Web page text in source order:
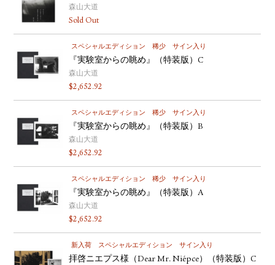
森山大道
Sold Out
スペシャルエディション 稀少 サイン入り
『実験室からの眺め』（特装版）C
森山大道
$2,652.92
スペシャルエディション 稀少 サイン入り
『実験室からの眺め』（特装版）B
森山大道
$2,652.92
スペシャルエディション 稀少 サイン入り
『実験室からの眺め』（特装版）A
森山大道
$2,652.92
新入荷 スペシャルエディション サイン入り
拝啓ニエプス様（Dear Mr. Niépce）（特装版）C